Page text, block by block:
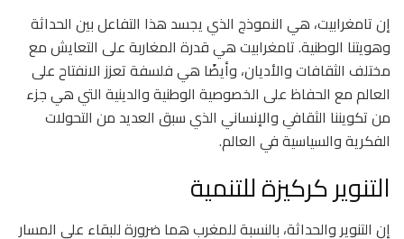
إن تامغرابيت، هي النموذج الذي يجسد هذا التفاعل بين الحداثة
وهويتنا الوطنية. تامغرابيت هي قدرة المغاربة على التعايش مع
مختلف الثقافات والأديان، وأيضًا هي فلسفة تعزز الانفتاح على
العالم مع الحفاظ على الخصوصية الوطنية والدينية التي هي جزء
من تكويننا الثقافي والإنساني الذي سبق العديد من التحولات
الفكرية والسياسية في العالم.
التنوير كركيزة للتنمية
إن التنوير والحداثة، بالنسبة للمغرب هما ضرورة للبقاء على المسار